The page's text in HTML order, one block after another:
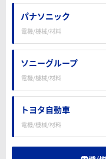
パナソニック
電機/機械/材料
ソニーグループ
電機/機械/材料
トヨタ自動車
電機/機械/材料